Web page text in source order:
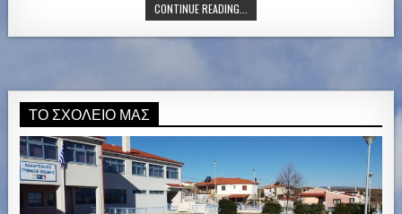
CONTINUE READING...
ΤΟ ΣΧΟΛΕΊΟ ΜΑΣ